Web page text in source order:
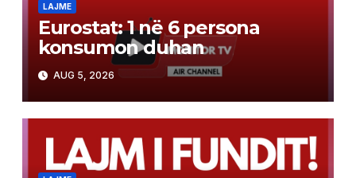
LAJME
Eurostat: 1 në 6 persona
konsumon duhan
AUG 5, 2026